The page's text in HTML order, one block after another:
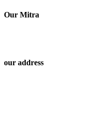
Our Mitra
our address